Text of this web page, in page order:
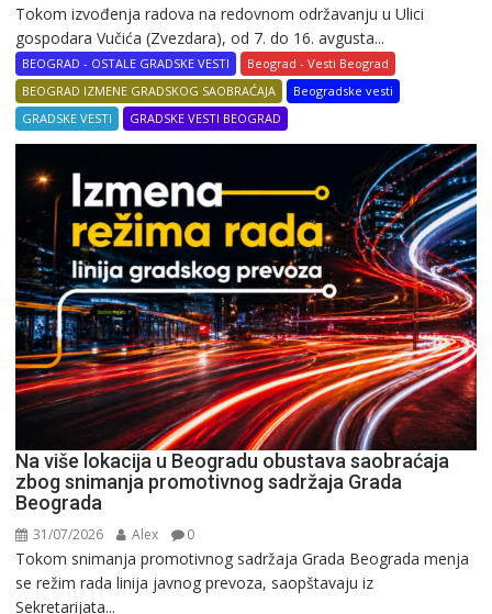
Tokom izvođenja radova na redovnom održavanju u Ulici
gospodara Vučića (Zvezdara), od 7. do 16. avgusta...
BEOGRAD - OSTALE GRADSKE VESTI
Beograd - Vesti Beograd
BEOGRAD IZMENE GRADSKOG SAOBRAĆAJA
Beogradske vesti
GRADSKE VESTI
GRADSKE VESTI BEOGRAD
Na više lokacija u Beogradu obustava saobraćaja
zbog snimanja promotivnog sadržaja Grada
Beograda
31/07/2026 Alex 0
Tokom snimanja promotivnog sadržaja Grada Beograda menja
se režim rada linija javnog prevoza, saopštavaju iz
Sekretarijata...